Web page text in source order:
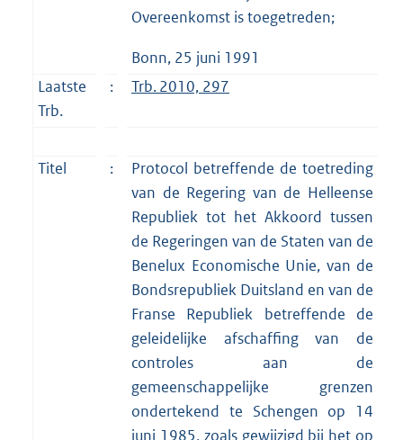
Overeenkomst is toegetreden;
Bonn, 25 juni 1991
Laatste
Trb.
: Trb. 2010, 297
Titel :
Protocol betreffende de toetreding
van de Regering van de Helleense
Republiek tot het Akkoord tussen
de Regeringen van de Staten van de
Benelux Economische Unie, van de
Bondsrepubliek Duitsland en van de
Franse Republiek betreffende de
geleidelijke afschaffing van de
controles aan de
gemeenschappelijke grenzen
ondertekend te Schengen op 14
juni 1985, zoals gewijzigd bij het op